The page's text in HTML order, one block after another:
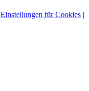
Einstellungen für Cookies |